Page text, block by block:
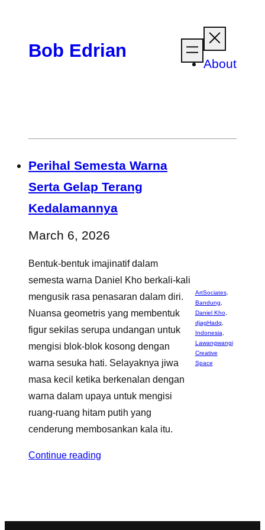
contentBob Edrian
About
Perihal Semesta Warna
Serta Gelap Terang
Kedalamannya
March 6, 2026
Bentuk-bentuk imajinatif dalam
semesta warna Daniel Kho berkali-kali
mengusik rasa penasaran dalam diri.
Nuansa geometris yang membentuk
figur sekilas serupa undangan untuk
mengisi blok-blok kosong dengan
warna sesuka hati. Selayaknya jiwa
masa kecil ketika berkenalan dengan
warna dalam upaya untuk mengisi
ruang-ruang hitam putih yang
cenderung membosankan kala itu.
Continue reading
ArtSociates,
Bandung
Daniel Kho,
djagHadq
Indonesia
Lawangwangi
Creative
Space